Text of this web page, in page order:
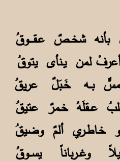
شخــصٌ عـقــــوقُ
لمن يـنأى يتوقُ
بــه خَـبَلٌ عريقُ
خـمرٌ عتيقُ
خـاطـري ألمٌ وضيقُ
يســوقُ